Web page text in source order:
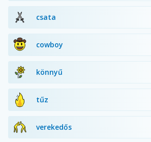
csata
cowboy
könnyű
tűz
verekedős